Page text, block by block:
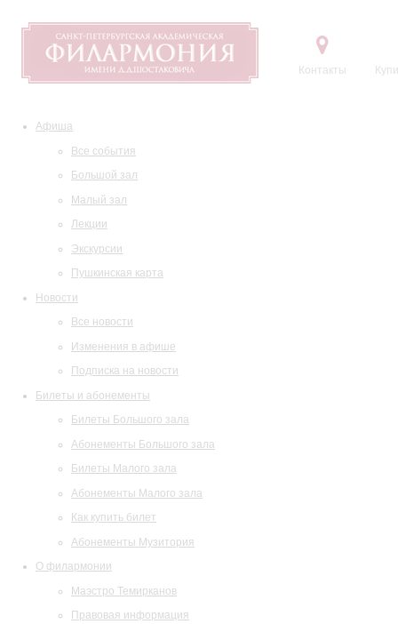
Контакты
Афиша
Все события
Большой зал
Малый зал
Лекции
Экскурсии
Пушкинская карта
Новости
Все новости
Изменения в афише
Подписка на новости
Билеты и абонементы
Билеты Большого зала
Абонементы Большого зала
Билеты Малого зала
Абонементы Малого зала
Как купить билет
Абонементы Музитория
О филармонии
Маэстро Темирканов
Правовая информация